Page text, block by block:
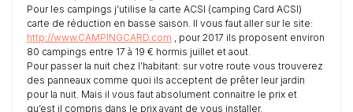
Pour les campings j’utilise la carte ACSI (camping Card ACSI)
carte de réduction en basse saison. Il vous faut aller sur le site:
http://www.CAMPINGCARD.com , pour 2017 ils proposent environ
80 campings entre 17 à 19 € hormis juillet et aout.
Pour passer la nuit chez l’habitant: sur votre route vous trouverez
des panneaux comme quoi ils acceptent de prêter leur jardin
pour la nuit. Mais il vous faut absolument connaitre le prix et
qu’est il compris dans le prix avant de vous installer.